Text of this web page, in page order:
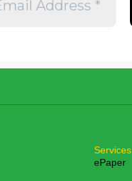
Services
ePaper